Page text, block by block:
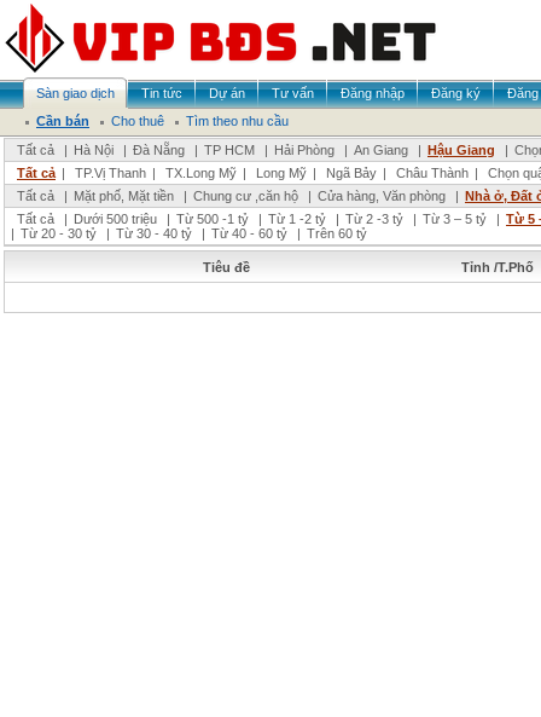
Sàn giao dịch Tin tức Dự án Tư vấn Đăng nhập Đăng ký
Đăng
Cần bán
Cho thuê
Tìm theo nhu cầu
Tất cả
| Hà Nội | Đà Nẵng | TP HCM | Hải Phòng | An Giang | Hậu Giang |
Tất cả | TP.Vị Thanh | TX.Long Mỹ | Long Mỹ | Ngã Bảy | Châu Thành |
Chọn
Tất cả
| Mặt phố, Mặt tiền | Chung cư ,căn hộ | Cửa hàng, Văn phòng | Nhà ở, Đất
Tất cả
| Dưới 500 triệu | Từ 500 -1 tỷ | Từ 1 -2 tỷ | Từ 2 -3 tỷ | Từ 3 – 5 tỷ | Từ 5
| Từ 20 - 30 tỷ | Từ 30 - 40 tỷ | Từ 40 - 60 tỷ | Trên 60 tỷ
Tiêu đề Tỉnh /T.Phố